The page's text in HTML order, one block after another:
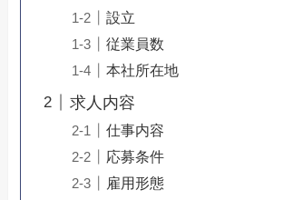
設立
従業員数
本社所在地
求人内容
仕事内容
応募条件
雇用形態